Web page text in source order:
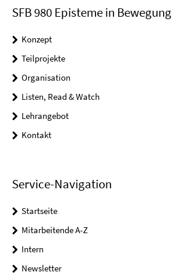
SFB 980 Episteme in Bewegung
Konzept
Teilprojekte
Organisation
Listen, Read & Watch
Lehrangebot
Kontakt
Service-Navigation
Startseite
Mitarbeitende A-Z
Intern
Newsletter